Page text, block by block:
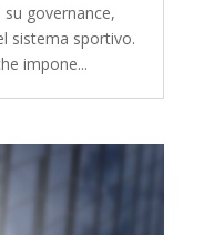
governance,
sistema sportivo.
impone...